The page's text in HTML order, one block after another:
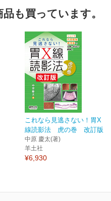
も買っています。
これなら見逃さない！胃X
線読影法 虎の巻 改訂版
中原 慶太(著)
羊土社
¥6,930